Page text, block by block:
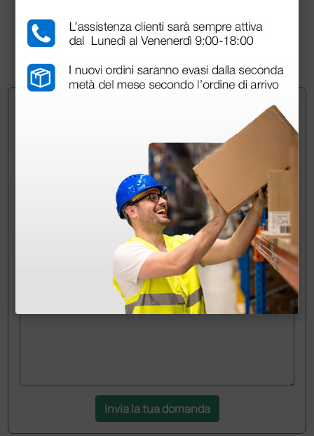
730,00 €
(Prezzo i.e.)
Chiedi a un collega
Hai ancora qualche dubbio? Vuoi ulteriori
Invia ora la tua domanda ai colleghi che hanno già
acquistato questo prodotto.
Invia la tua domanda